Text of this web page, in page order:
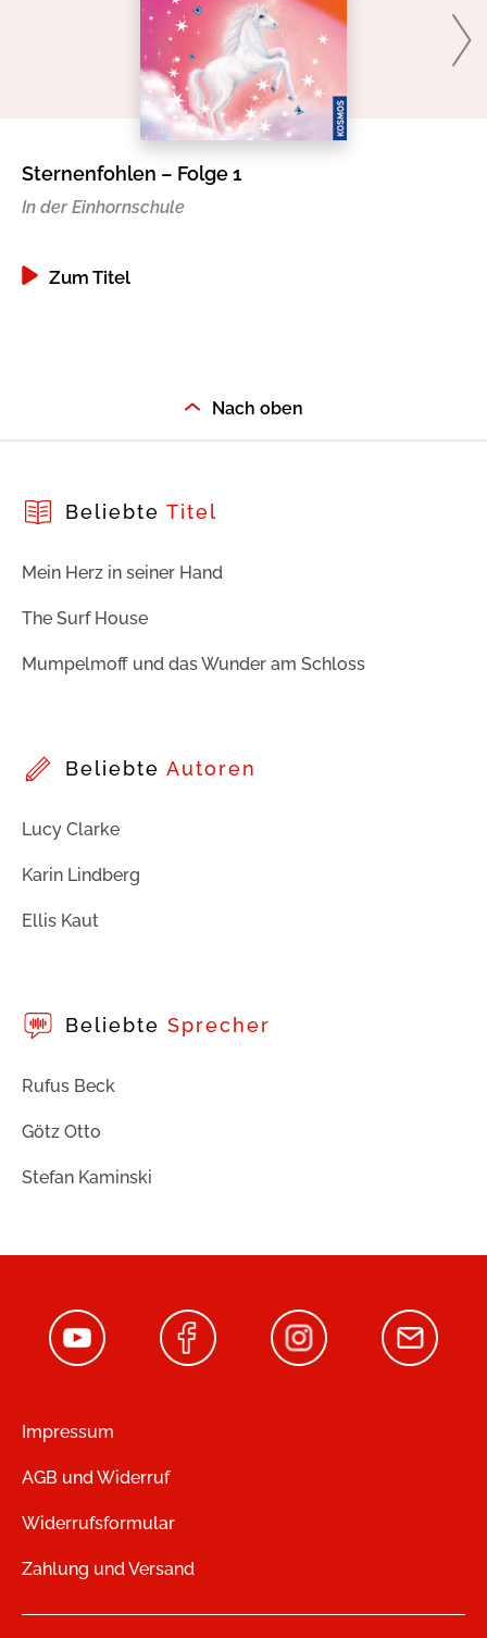
Sternenfohlen – Folge 1
In der Einhornschule
Zum Titel
Nach oben
Beliebte Titel
Mein Herz in seiner Hand
The Surf House
Mumpelmoff und das Wunder am Schloss
Beliebte Autoren
Lucy Clarke
Karin Lindberg
Ellis Kaut
Beliebte Sprecher
Rufus Beck
Götz Otto
Stefan Kaminski
Impressum
AGB und Widerruf
Widerrufsformular
Zahlung und Versand